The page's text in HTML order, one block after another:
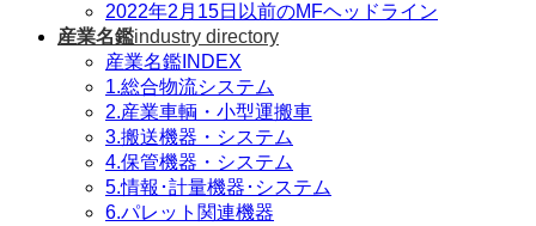
2022年2月15日以前のMFヘッドライン
産業名鑑industry directory
産業名鑑INDEX
1.総合物流システム
2.産業車輌・小型運搬車
3.搬送機器・システム
4.保管機器・システム
5.情報･計量機器･システム
6.パレット関連機器